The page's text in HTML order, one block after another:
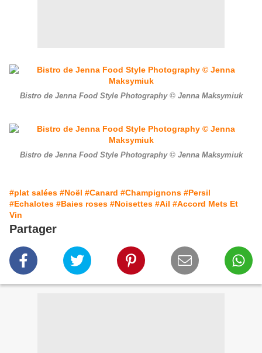
Bistro de Jenna Food Style Photography © Jenna Maksymiuk
Bistro de Jenna Food Style Photography © Jenna Maksymiuk
#plat salées #Noël #Canard #Champignons #Persil
#Echalotes #Baies roses #Noisettes #Ail #Accord Mets Et
Vin
Partager